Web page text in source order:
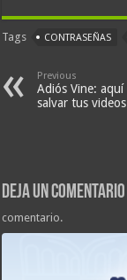
Tags CONTRASEÑAS
Previous
Adiós Vine:
salvar tus videos
Deja un comentario
comentario.